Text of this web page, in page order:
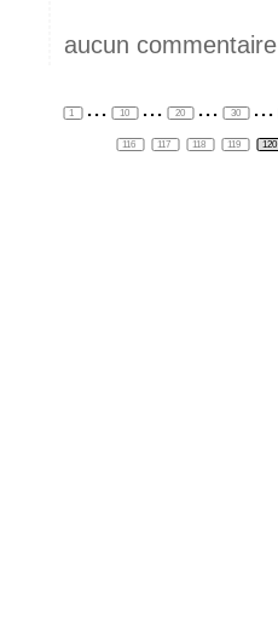
aucun commentaire
1 ... 10 ... 20 ... 30 ...
116 117 118 119 120